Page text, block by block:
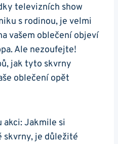
televizních show
s rodinou, ‌je velmi
vašem oblečení objeví
Ale​ nezoufejte!
jak tyto skvrny
oblečení opět
Jakmile si
skvrny, je důležité